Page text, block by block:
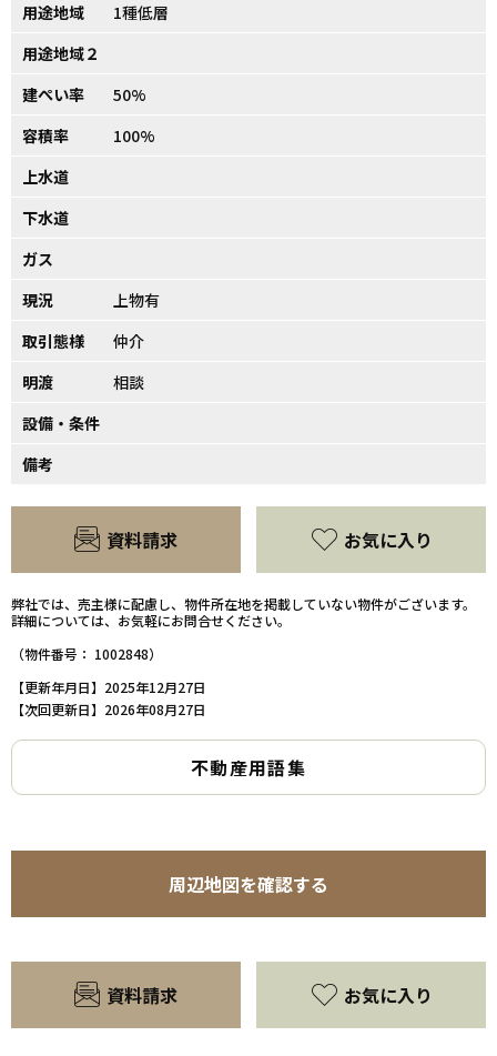
用途地域
1種低層
用途地域２
建ぺい率
50%
容積率
100%
上水道
下水道
ガス
現況
上物有
取引態様
仲介
明渡
相談
設備・条件
備考
資料請求 お気に入り
弊社では、売主様に配慮し、物件所在地を掲載していない物件がございます。
詳細については、お気軽にお問合せください。
（物件番号： 1002848）
【更新年月日】2025年12月27日
【次回更新日】2026年08月27日
不動産用語集
周辺地図を確認する
資料請求 お気に入り